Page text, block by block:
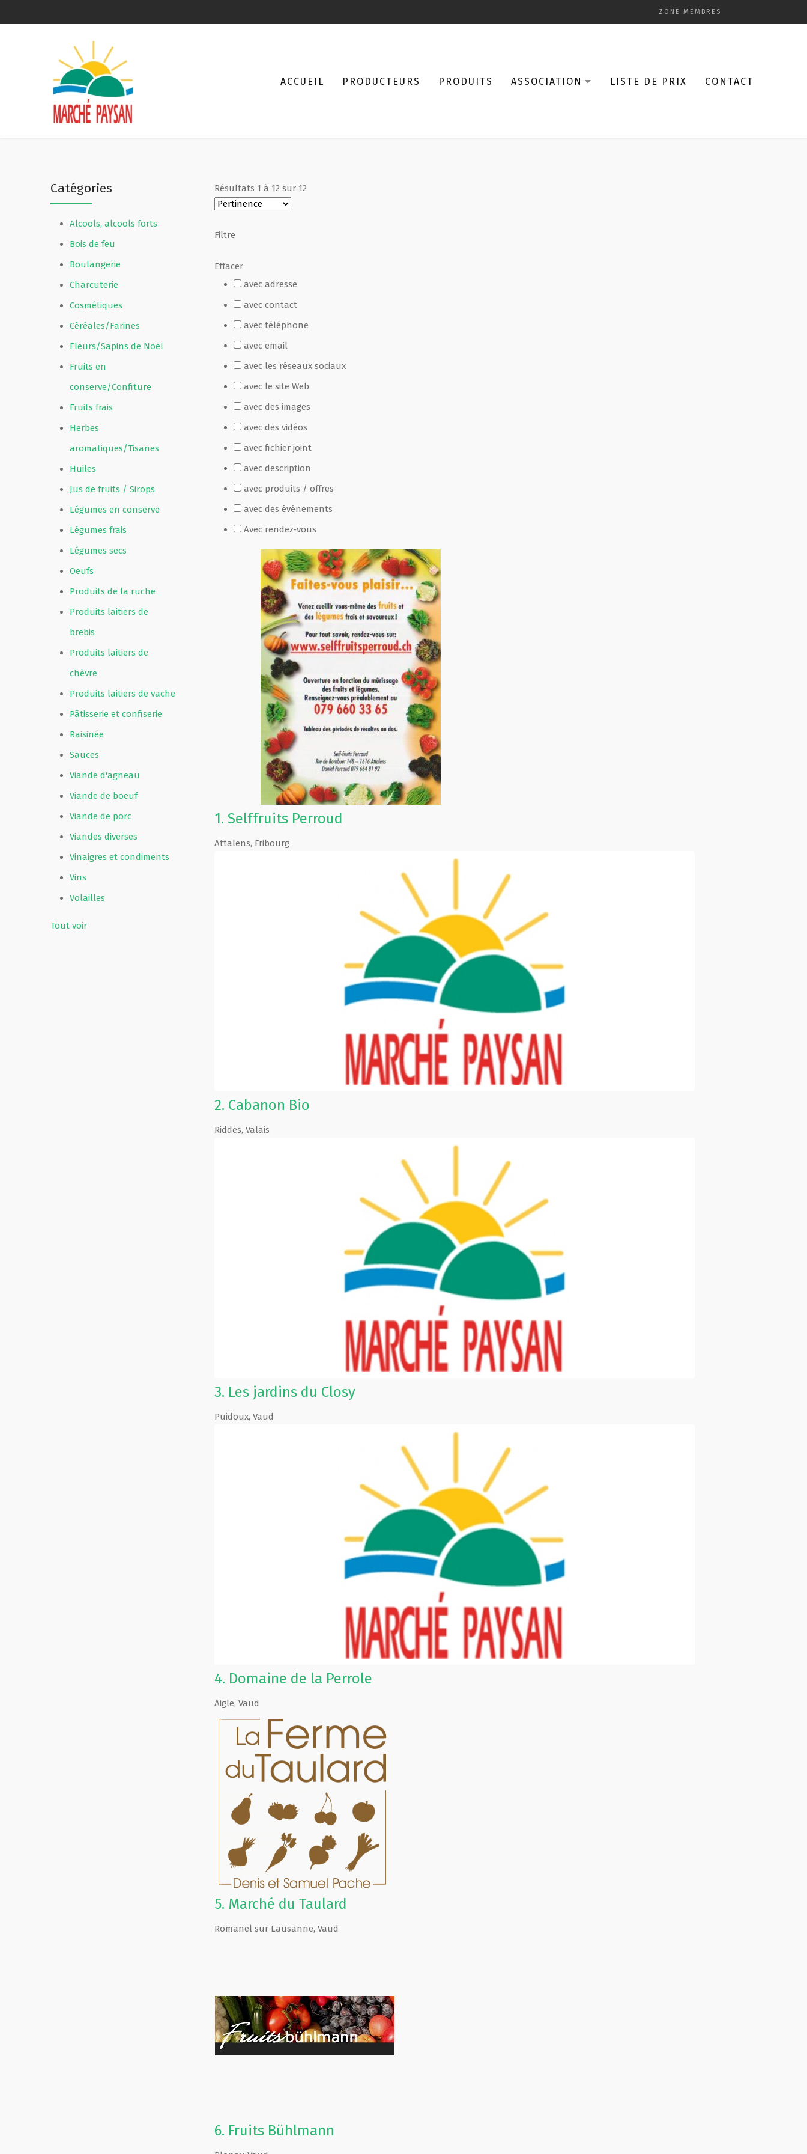
ZONE MEMBRES
ACCUEIL PRODUCTEURS PRODUITS ASSOCIATION LISTE DE PRIX CONTACT
Catégories
Alcools, alcools forts
Bois de feu
Boulangerie
Charcuterie
Cosmétiques
Céréales/Farines
Fleurs/Sapins de Noël
Fruits en
conserve/Confiture
Fruits frais
Herbes
aromatiques/Tisanes
Huiles
Jus de fruits / Sirops
Légumes en conserve
Légumes frais
Légumes secs
Oeufs
Produits de la ruche
Produits laitiers de
brebis
Produits laitiers de
chèvre
Produits laitiers de vache
Pâtisserie et confiserie
Raisinée
Sauces
Viande d'agneau
Viande de boeuf
Viande de porc
Viandes diverses
Vinaigres et condiments
Vins
Volailles
Tout voir
Résultats 1 à 12sur 12
Filtre
Effacer
avec adresse
avec contact
avec téléphone
avec email
avec les réseaux sociaux
avec le site Web
avec des images
avec des vidéos
avec fichier joint
avec description
avec produits / offres
avec des événements
Avec rendez-vous
1. Selffruits Perroud
Attalens, Fribourg
2. Cabanon Bio
Riddes, Valais
3. Les jardins du Closy
Puidoux, Vaud
4. Domaine de la Perrole
Aigle, Vaud
5. Marché du Taulard
Romanel sur Lausanne, Vaud
6. Fruits Bühlmann
Qui sommes-nous ?
Devenir membre
Revue de presse
Guide de la vente directe
Fête Marché Paysan